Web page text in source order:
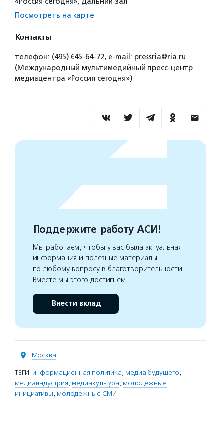
Посмотреть на карте
Контакты
телефон: (495) 645-64-72, е-mail: pressria@ria.ru
(Международный мультимедийный пресс-центр
медиацентра «Россия сегодня»)
Поддержите работу АСИ!
Мы работаем, чтобы у вас была актуальная
информация и полезные материалы
по любому вопросу в благотворительности.
Вместе мы этого достигнем
Внести вклад
Москва
ТЕГИ: информационная политика, медиа будущего,
медиаиндустрия, медиакультура, молодежные
инициативы, молодежные СМИ